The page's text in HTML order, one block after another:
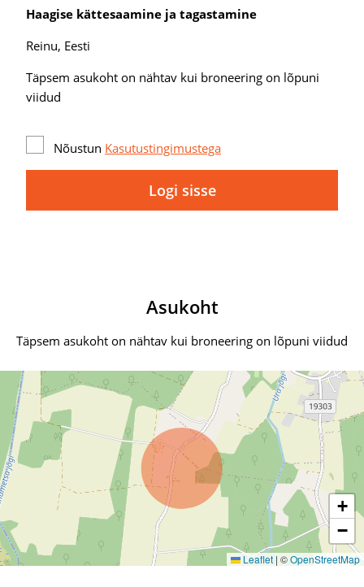
Haagise kättesaamine ja tagastamine
Reinu, Eesti
Täpsem asukoht on nähtav kui broneering on lõpuni
viidud
Nõustun Kasutustingimustega
Logi sisse
Asukoht
Täpsem asukoht on nähtav kui broneering on lõpuni viidud
+
−
Leaflet | ©OpenStreetMap